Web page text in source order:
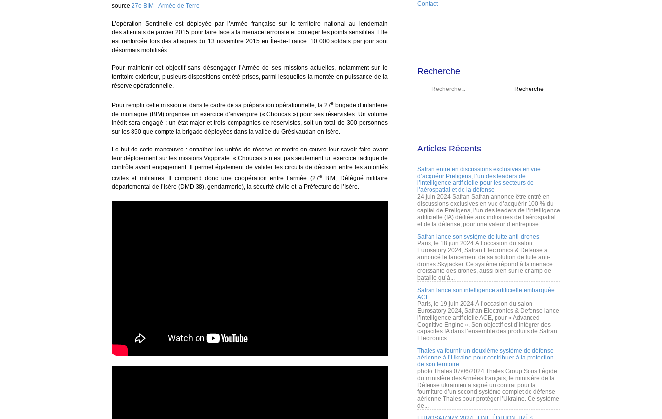
source 27e BIM - Armée de Terre
L’opération Sentinelle est déployée par l’Armée française sur le territoire national au lendemain
des attentats de janvier 2015 pour faire face à la menace terroriste et protéger les points sensibles. Elle
est renforcée lors des attaques du 13 novembre 2015 en Île-de-France. 10 000 soldats par jour sont
désormais mobilisés.
Pour maintenir cet objectif sans désengager l’Armée de ses missions actuelles, notamment sur le
territoire extérieur, plusieurs dispositions ont été prises, parmi lesquelles la montée en puissance de la
réserve opérationnelle.
Pour remplir cette mission et dans le cadre de sa préparation opérationnelle, la 27e brigade d’infanterie
de montagne (BIM) organise un exercice d’envergure (« Choucas ») pour ses réservistes. Un volume
inédit sera engagé : un état-major et trois compagnies de réservistes, soit un total de 300 personnes
sur les 850 que compte la brigade déployées dans la vallée du Grésivaudan en Isère.
Le but de cette manœuvre : entraîner les unités de réserve et mettre en œuvre leur savoir-faire avant
leur déploiement sur les missions Vigipirate. « Choucas » n’est pas seulement un exercice tactique de
contrôle avant engagement. Il permet également de valider les circuits de décision entre les autorités
civiles et militaires. Il comprend donc une coopération entre l’armée (27e
BIM, Délégué militaire
départemental de l’Isère (DMD 38), gendarmerie), la sécurité civile et la Préfecture de l’Isère.
Contact
Recherche
Articles Récents
Safran entre en discussions exclusives en vue
d’acquérir Preligens, l’un des leaders de
l’intelligence artificielle pour les secteurs de
l’aérospatial et de la défense
24 juin 2024 Safran Safran annonce être entré en
discussions exclusives en vue d’acquérir 100 % du
capital de Preligens, l’un des leaders de l’intelligence
artificielle (IA) dédiée aux industries de l’aérospatial
et de la défense, pour une valeur d’entreprise...
Safran lance son système de lutte anti-drones
Paris, le 18 juin 2024 À l’occasion du salon
Eurosatory 2024, Safran Electronics & Defense a
annoncé le lancement de sa solution de lutte anti-
drones Skyjacker. Ce système répond à la menace
croissante des drones, aussi bien sur le champ de
bataille qu’à...
Safran lance son intelligence artificielle embarquée
ACE
Paris, le 19 juin 2024 À l’occasion du salon
Eurosatory 2024, Safran Electronics & Defense lance
l’intelligence artificielle ACE, pour « Advanced
Cognitive Engine ». Son objectif est d’intégrer des
capacités IA dans l’ensemble des produits de Safran
Electronics...
Thales va fournir un deuxième système de défense
aérienne à l’Ukraine pour contribuer à la protection
de son territoire
photo Thales 07/06/2024 Thales Group Sous l’égide
du ministère des Armées français, le ministère de la
Défense ukrainien a signé un contrat pour la
fourniture d’un second système complet de défense
aérienne Thales pour protéger l’Ukraine. Ce système
de...